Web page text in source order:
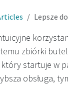
Lepsze
zbiórki
startuje w
obsługa,